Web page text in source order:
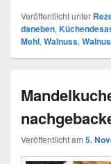
Veröffentlicht unter
daneben,
Mehl,Walnuss,
Veröffentlicht am 5.